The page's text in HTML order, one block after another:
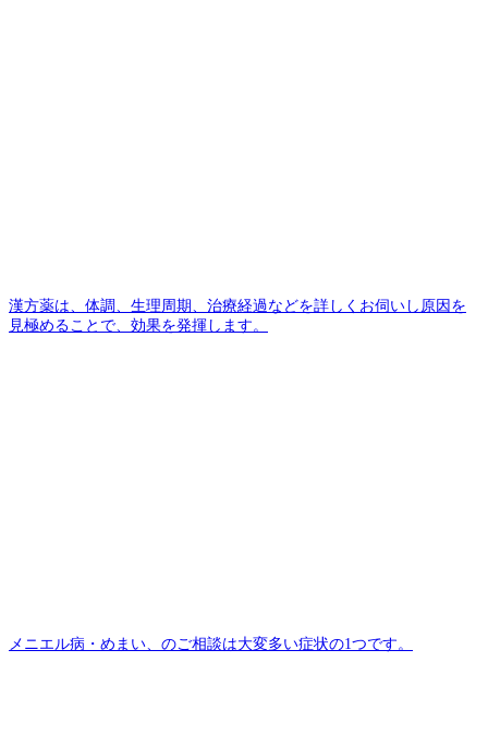
漢⽅薬は、体調、⽣理周期、治療経過などを詳しくお伺いし原因を
⾒極めることで、効果を発揮します。
メニエル病・めまい、のご相談は大変多い症状の1つです。